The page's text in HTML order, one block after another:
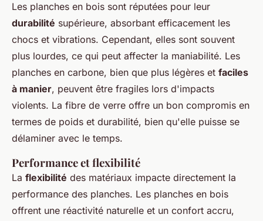
Les planches en bois sont réputées pour leur
durabilité supérieure, absorbant efficacement les
chocs et vibrations. Cependant, elles sont souvent
plus lourdes, ce qui peut affecter la maniabilité. Les
planches en carbone, bien que plus légères et faciles
à manier, peuvent être fragiles lors d'impacts
violents. La fibre de verre offre un bon compromis en
termes de poids et durabilité, bien qu'elle puisse se
délaminer avec le temps.
Performance et flexibilité
La flexibilité des matériaux impacte directement la
performance des planches. Les planches en bois
offrent une réactivité naturelle et un confort accru,